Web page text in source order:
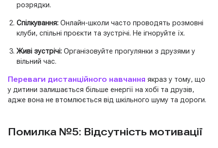
розрядки.
Спілкування:Онлайн-школи часто проводять розмовні
клуби, спільні проєкти та зустрічі. Не ігноруйте їх.
Живі зустрічі:Організовуйте прогулянки з друзями у
вільний час.
Переваги дистанційного навчання якраз у тому, що
у дитини залишається більше енергії на хобі та друзів,
адже вона не втомлюється від шкільного шуму та дороги.
Помилка №5: Відсутність мотивації